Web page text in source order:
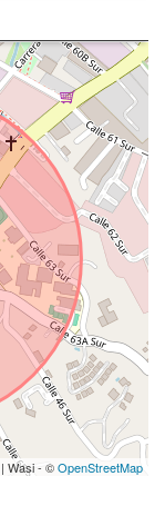
| Wasi - ©OpenStreetMap